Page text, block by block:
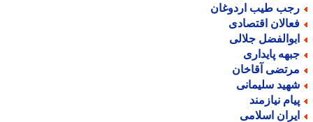
طیب اردوغان
اقتصادی
جلالی
پایداری
آقاخان
سلیمانی
نیازمند
اسلامی